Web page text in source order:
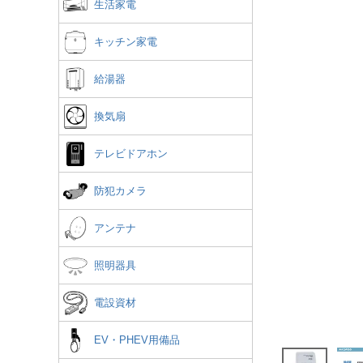
生活家電
キッチン家電
給湯器
換気扇
テレビドアホン
防犯カメラ
アンテナ
照明器具
電設資材
EV・PHEV用備品